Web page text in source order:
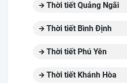
Thời tiết Quảng Ngãi
Thời tiết Bình Định
Thời tiết Phú Yên
Thời tiết Khánh Hòa